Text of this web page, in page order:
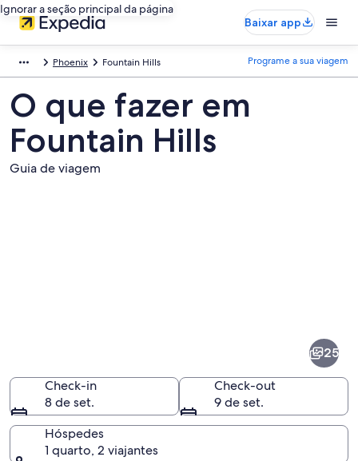
Ignorar a seção principal da página
Baixar app
Phoenix Fountain Hills Programe a sua viagem
O que fazer em
Fountain Hills
Guia de viagem
25
Check-in
8 de set.
Check-out
9 de set.
Hóspedes
1 quarto, 2 viajantes